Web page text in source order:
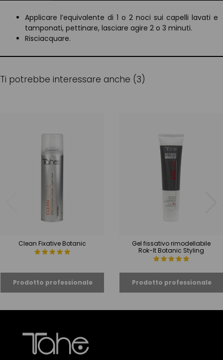
Applicare l’equivalente di 1 o 2 noci sui capelli lavati e
tamponati, pettinare, lasciare agire 2 o 3 minuti.
Risciacquare.
Ti potrebbe interessare anche (3)
Clean Fixative Botanic
Gel fissativo rimodellabile
Rok-It Botanic Styling